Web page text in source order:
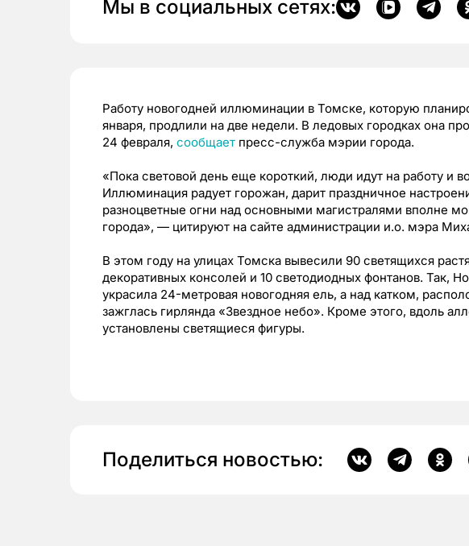
Мы в социальных сетях:
Работу новогодней иллюминации в Томске, которую
января, продлили на две недели. В ледовых городках она
24 февраля, сообщает пресс-служба мэрии города.
«Пока световой день еще короткий, люди идут на работу и
Иллюминация радует горожан, дарит праздничное
разноцветные огни над основными магистралями вполне
города», — цитируют на сайте администрации и.о. мэра
В этом году на улицах Томска вывесили 90 светящихся
декоративных консолей и 10 светодиодных фонтанов. Так,
украсила 24-метровая новогодняя ель, а над катком,
зажглась гирлянда «Звездное небо». Кроме этого, вдоль
установлены светящиеся фигуры.
Поделиться новостью: